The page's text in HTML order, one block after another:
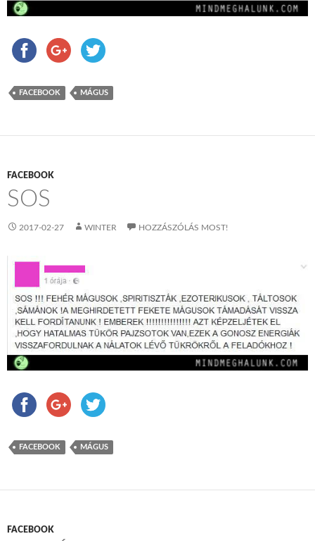
FACEBOOK MÁGUS
FACEBOOK
SOS
2017-02-27 WINTER HOZZÁSZÓLÁS MOST!
FACEBOOK MÁGUS
FACEBOOK